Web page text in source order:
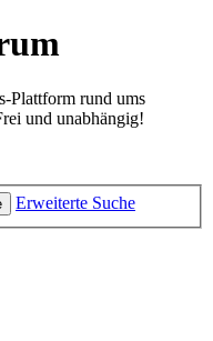
Plattform rund ums
und unabhängig!
Erweiterte Suche